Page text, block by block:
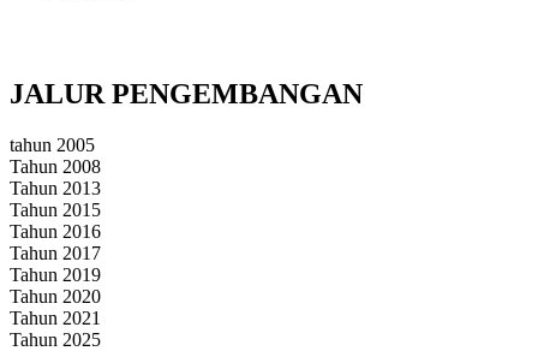
JALUR PENGEMBANGAN
tahun 2005
Tahun 2008
Tahun 2013
Tahun 2015
Tahun 2016
Tahun 2017
Tahun 2019
Tahun 2020
Tahun 2021
Tahun 2025